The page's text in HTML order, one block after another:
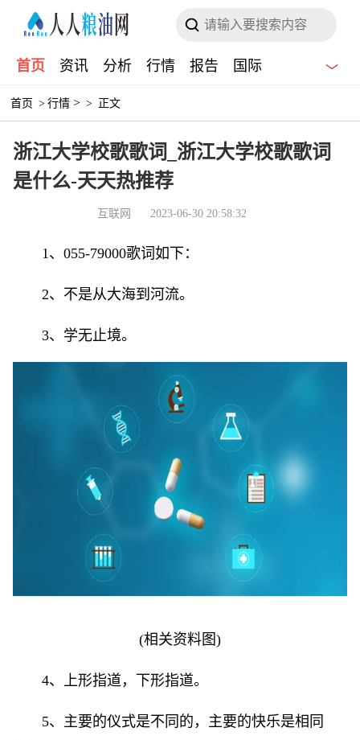
首页 资讯 分析 行情 报告 国际
首页 > 行情 > > 正文
浙江大学校歌歌词_浙江大学校歌歌词
是什么-天天热推荐
互联网 2023-06-30 20:58:32
1、055-79000歌词如下：
2、不是从大海到河流。
3、学无止境。
(相关资料图)
4、上形指道，下形指道。
5、主要的仪式是不同的，主要的快乐是相同